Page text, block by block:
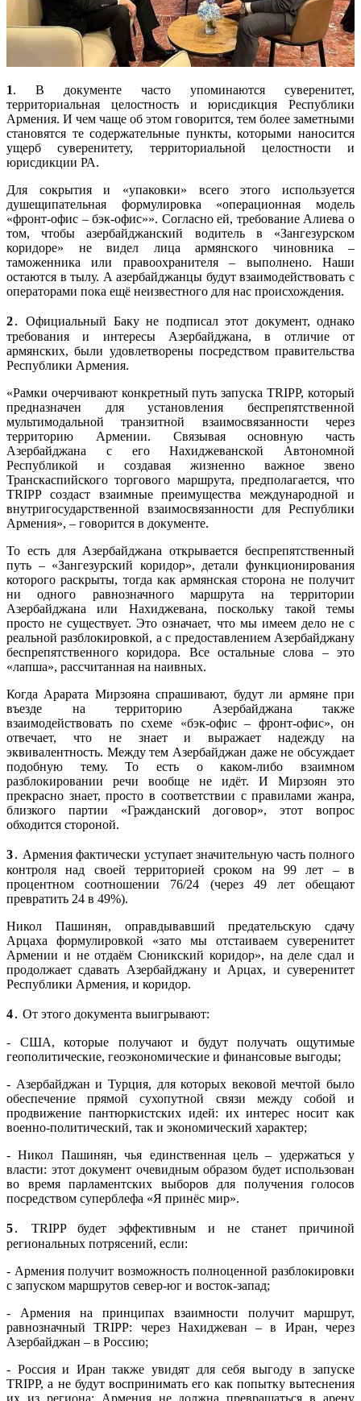
1. В документе часто упоминаются суверенитет,
территориальная целостность и юрисдикция Республики
Армения. И чем чаще об этом говорится, тем более заметными
становятся те содержательные пункты, которыми наносится
ущерб суверенитету, территориальной целостности и
юрисдикции РА.
Для сокрытия и «упаковки» всего этого используется
душещипательная формулировка «операционная модель
«фронт-офис – бэк-офис»». Согласно ей, требование Алиева о
том, чтобы азербайджанский водитель в «Зангезурском
коридоре» не видел лица армянского чиновника –
таможенника или правоохранителя – выполнено. Наши
остаются в тылу. А азербайджанцы будут взаимодействовать с
операторами пока ещё неизвестного для нас происхождения.
2․ Официальный Баку не подписал этот документ, однако
требования и интересы Азербайджана, в отличие от
армянских, были удовлетворены посредством правительства
Республики Армения.
«Рамки очерчивают конкретный путь запуска TRIPP, который
предназначен для установления беспрепятственной
мультимодальной транзитной взаимосвязанности через
территорию Армении. Связывая основную часть
Азербайджана с его Нахиджеванской Автономной
Республикой и создавая жизненно важное звено
Транскаспийского торгового маршрута, предполагается, что
TRIPP создаст взаимные преимущества международной и
внутригосударственной взаимосвязанности для Республики
Армения», – говорится в документе.
То есть для Азербайджана открывается беспрепятственный
путь – «Зангезурский коридор», детали функционирования
которого раскрыты, тогда как армянская сторона не получит
ни одного равнозначного маршрута на территории
Азербайджана или Нахиджевана, поскольку такой темы
просто не существует. Это означает, что мы имеем дело не с
реальной разблокировкой, а с предоставлением Азербайджану
беспрепятственного коридора. Все остальные слова – это
«лапша», рассчитанная на наивных.
Когда Арарата Мирзояна спрашивают, будут ли армяне при
въезде на территорию Азербайджана также
взаимодействовать по схеме «бэк-офис – фронт-офис», он
отвечает, что не знает и выражает надежду на
эквивалентность. Между тем Азербайджан даже не обсуждает
подобную тему. То есть о каком-либо взаимном
разблокировании речи вообще не идёт. И Мирзоян это
прекрасно знает, просто в соответствии с правилами жанра,
близкого партии «Гражданский договор», этот вопрос
обходится стороной.
3․ Армения фактически уступает значительную часть полного
контроля над своей территорией сроком на 99 лет – в
процентном соотношении 76/24 (через 49 лет обещают
превратить 24 в 49%).
Никол Пашинян, оправдывавший предательскую сдачу
Арцаха формулировкой «зато мы отстаиваем суверенитет
Армении и не отдаём Сюникский коридор», на деле сдал и
продолжает сдавать Азербайджану и Арцах, и суверенитет
Республики Армения, и коридор.
4․ От этого документа выигрывают:
- США, которые получают и будут получать ощутимые
геополитические, геоэкономические и финансовые выгоды;
- Азербайджан и Турция, для которых вековой мечтой было
обеспечение прямой сухопутной связи между собой и
продвижение пантюркистских идей: их интерес носит как
военно-политический, так и экономический характер;
- Никол Пашинян, чья единственная цель – удержаться у
власти: этот документ очевидным образом будет использован
во время парламентских выборов для получения голосов
посредством суперблефа «Я принёс мир».
5․ TRIPP будет эффективным и не станет причиной
региональных потрясений, если:
- Армения получит возможность полноценной разблокировки
с запуском маршрутов север-юг и восток-запад;
- Армения на принципах взаимности получит маршрут,
равнозначный TRIPP: через Нахиджеван – в Иран, через
Азербайджан – в Россию;
- Россия и Иран также увидят для себя выгоду в запуске
TRIPP, а не будут воспринимать его как попытку вытеснения